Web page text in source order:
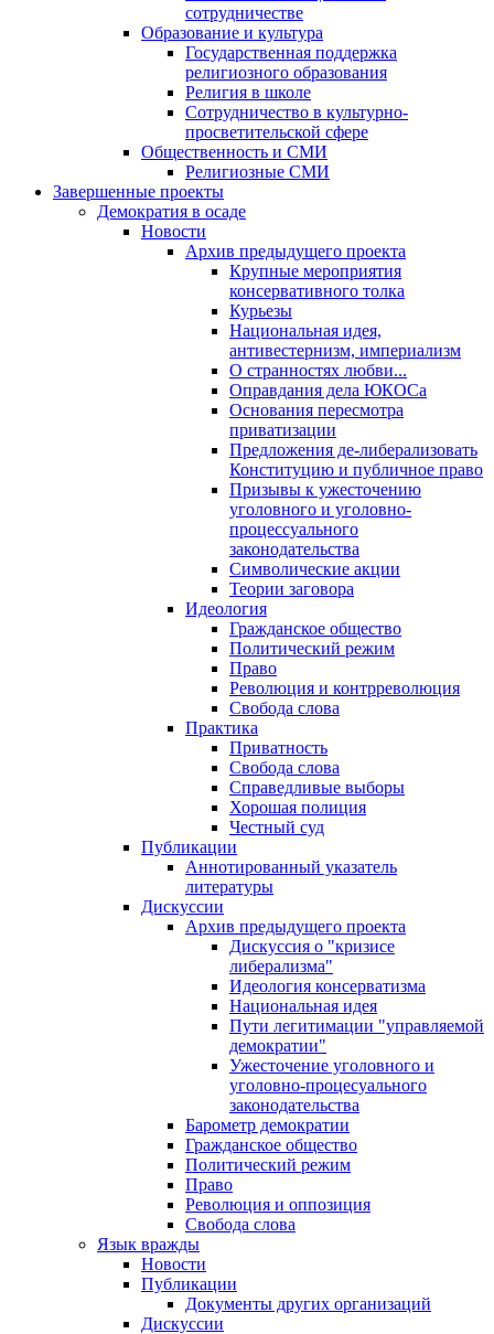
сотрудничестве
Образование и культура
Государственная поддержка
религиозного образования
Религия в школе
Сотрудничество в культурно-
просветительской сфере
Общественность и СМИ
Религиозные СМИ
Завершенные проекты
Демократия в осаде
Новости
Архив предыдущего проекта
Крупные мероприятия
консервативного толка
Курьезы
Национальная идея,
антивестернизм, империализм
О странностях любви...
Оправдания дела ЮКОСа
Основания пересмотра
приватизации
Предложения де-либерализовать
Конституцию и публичное право
Призывы к ужесточению
уголовного и уголовно-
процессуального
законодательства
Символические акции
Теории заговора
Идеология
Гражданское общество
Политический режим
Право
Революция и контрреволюция
Свобода слова
Практика
Приватность
Свобода слова
Справедливые выборы
Хорошая полиция
Честный суд
Публикации
Аннотированный указатель
литературы
Дискуссии
Архив предыдущего проекта
Дискуссия о "кризисе
либерализма"
Идеология консерватизма
Национальная идея
Пути легитимации "управляемой
демократии"
Ужесточение уголовного и
уголовно-процесуального
законодательства
Барометр демократии
Гражданское общество
Политический режим
Право
Революция и оппозиция
Свобода слова
Язык вражды
Новости
Публикации
Документы других организаций
Дискуссии